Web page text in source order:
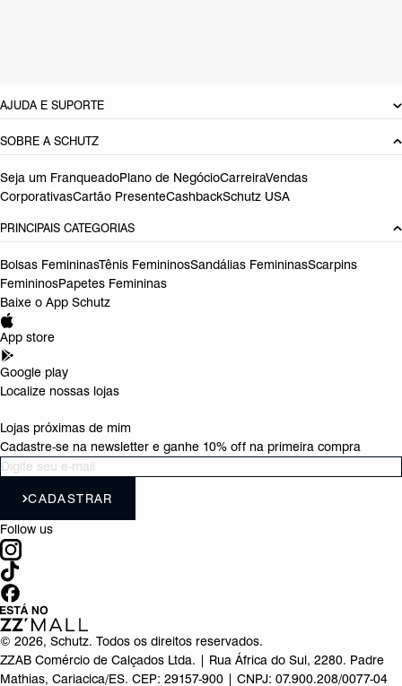
AJUDA E SUPORTE
SOBRE A SCHUTZ
Seja um FranqueadoPlano de NegócioCarreiraVendas
CorporativasCartão PresenteCashbackSchutz USA
PRINCIPAIS CATEGORIAS
Bolsas FemininasTênis FemininosSandálias FemininasScarpins
FemininosPapetes Femininas
Baixe o App Schutz
App store
Google play
Localize nossas lojas
Lojas próximas de mim
Cadastre-se na newsletter e ganhe 10% off na primeira compra
CADASTRAR
Follow us
© 2026, Schutz. Todos os direitos reservados.
ZZAB Comércio de Calçados Ltda. | Rua África do Sul, 2280. Padre
Mathias, Cariacica/ES. CEP: 29157-900 | CNPJ: 07.900.208/0077-04